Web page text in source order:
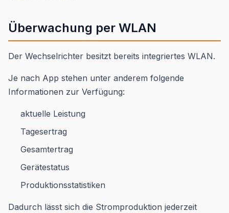
Überwachung per WLAN
Der Wechselrichter besitzt bereits integriertes WLAN.
Je nach App stehen unter anderem folgende
Informationen zur Verfügung:
aktuelle Leistung
Tagesertrag
Gesamtertrag
Gerätestatus
Produktionsstatistiken
Dadurch lässt sich die Stromproduktion jederzeit